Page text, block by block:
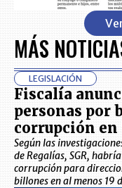
MÁS
LEGISLACIÓN
Fiscalía
personas por
corrupción en
Según las
de Regalías, SGR,
corrupción para
billones en al menos 19